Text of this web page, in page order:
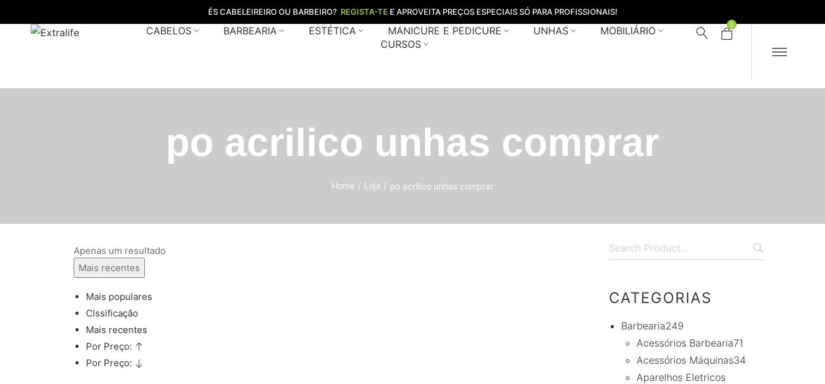
ÉS CABELEIREIRO OU BARBEIRO? REGISTA-TE E APROVEITA PREÇOS ESPECIAIS SÓ PARA PROFISSIONAIS!
CABELOS BARBEARIA ESTÉTICA MANICURE E PEDICURE UNHAS
MOBILIÁRIO
CURSOS
0
po acrilico unhas comprar
Home / Loja / po acrilico unhas comprar
Apenas um resultado
Mais recentes
Mais populares
Clssificação
Mais recentes
Por Preço:
Por Preço:
CATEGORIAS
Barbearia249
Acessórios Barbearia71
Acessórios Máquinas34
Aparelhos Eletricos